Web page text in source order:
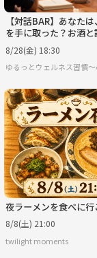
【対話BAR】あなた
を手に取った？お酒
夜
8/28(金) 18:30
ゆるっとウェルネス習慣
夜ラーメンを食べに
8/8(土) 21:00
twilight moments